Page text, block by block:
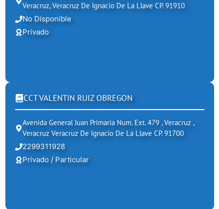
Veracruz, Veracruz De Ignacio De La Llave CP. 91910
No Disponible
Privado
CCT VALENTIN RUIZ OBREGON
Avenida General Juan Primaria Num. Ext. 479 , Veracruz ,
Veracruz Veracruz De Ignacio De La Llave CP. 91700
2299311928
Privado / Particular